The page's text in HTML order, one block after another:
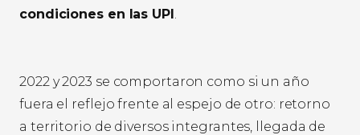
condiciones en las UPI.
2022 y 2023 se comportaron como si un año
fuera el reflejo frente al espejo de otro: retorno
a territorio de diversos integrantes, llegada de